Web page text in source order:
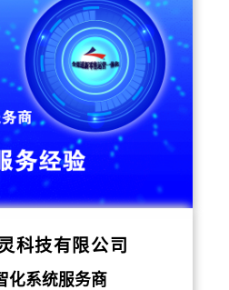
科技有限公司
化系统服务商